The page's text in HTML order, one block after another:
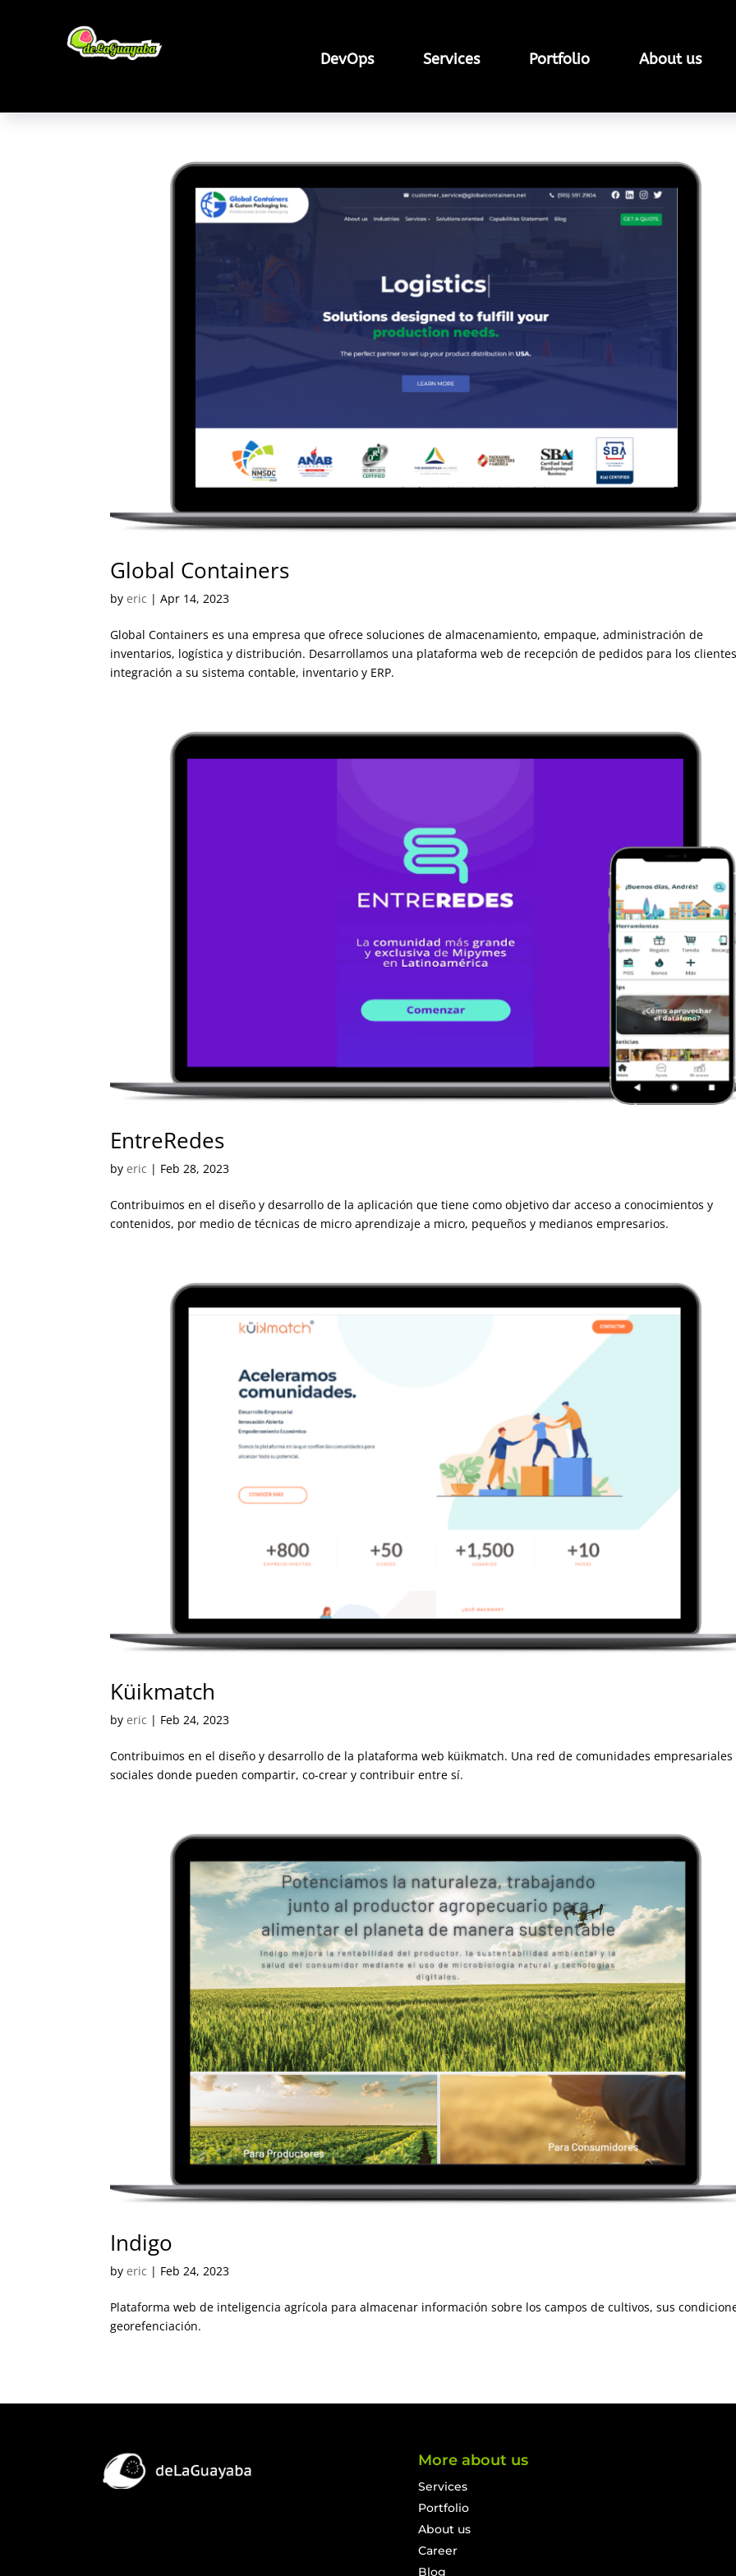
DevOps Services Portfolio About us
Global Containers
byeric |Apr 14, 2023
Global Containers es una empresa que ofrece soluciones de almacenamiento, empaque, administración de
inventarios, logística y distribución. Desarrollamos una plataforma web de recepción de pedidos para los
integración a su sistema contable, inventario y ERP.
EntreRedes
byeric | Feb 28, 2023
Contribuimos en el diseño y desarrollo de la aplicación que tiene como objetivo dar acceso a conocimientos y
contenidos, por medio de técnicas de micro aprendizaje a micro, pequeños y medianos empresarios.
Küikmatch
byeric | Feb 24, 2023
Contribuimos en el diseño y desarrollo de la plataforma web küikmatch. Una red de comunidades empresariales
sociales donde pueden compartir, co-crear y contribuir entre sí.
Indigo
byeric | Feb 24, 2023
Plataforma web de inteligencia agrícola para almacenar información sobre los campos de cultivos, sus
georefenciación.
More about us
Services
Portfolio
About us
Career
Blog